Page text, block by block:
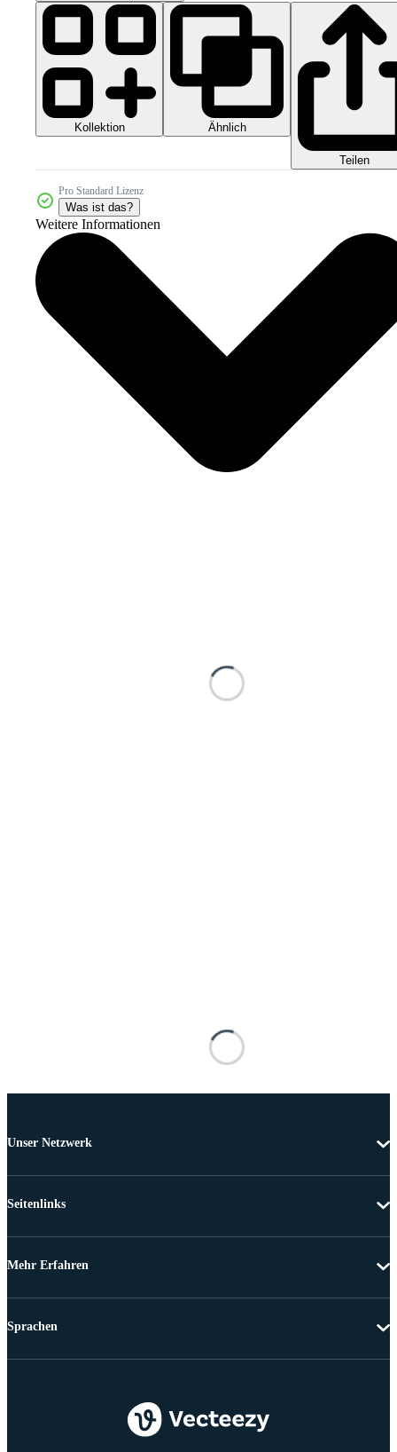
Kollektion Ähnlich
Teilen
Pro Standard Lizenz
Was ist das?
Weitere Informationen
Unser Netzwerk
Seitenlinks
Mehr Erfahren
Sprachen